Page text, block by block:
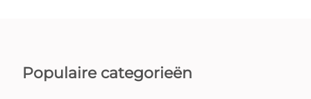
Populaire categorieën